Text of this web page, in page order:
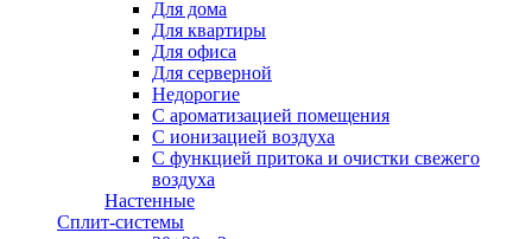
Для дома
Для квартиры
Для офиса
Для серверной
Недорогие
С ароматизацией помещения
С ионизацией воздуха
С функцией притока и очистки свежего
воздуха
Настенные
Сплит-системы